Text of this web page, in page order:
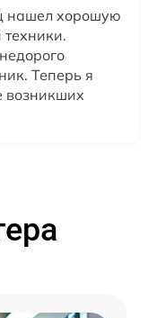
нашел хорошую
Теперь я
возникших